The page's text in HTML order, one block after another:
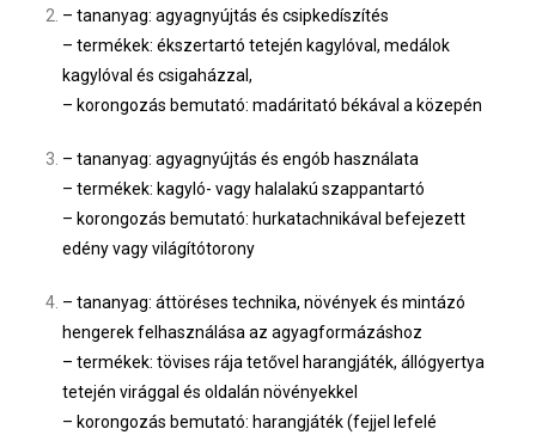
– tananyag: agyagnyújtás és csipkedíszítés
– termékek: ékszertartó tetején kagylóval, medálok
kagylóval és csigaházzal,
– korongozás bemutató: madáritató békával a közepén
– tananyag: agyagnyújtás és engób használata
– termékek: kagyló- vagy halalakú szappantartó
– korongozás bemutató: hurkatachnikával befejezett
edény vagy világítótorony
– tananyag: áttöréses technika, növények és mintázó
hengerek felhasználása az agyagformázáshoz
– termékek: tövises rája tetővel harangjáték, állógyertya
tetején virággal és oldalán növényekkel
– korongozás bemutató: harangjáték (fejjel lefelé